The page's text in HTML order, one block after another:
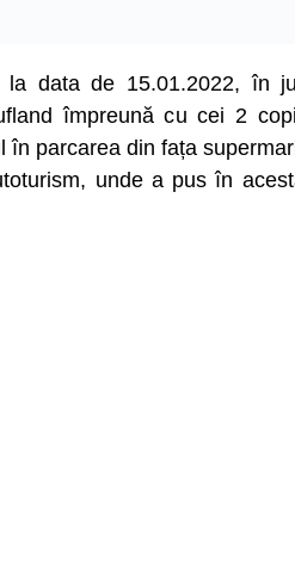
data de 15.01.2022, în
împreună cu cei 2
parcarea din fața
unde a pus în